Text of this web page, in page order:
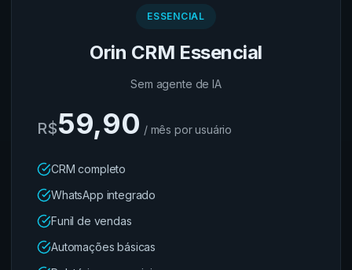
ESSENCIAL
Orin CRM Essencial
Sem agente de IA
R$59,90 / mês por usuário
CRM completo
WhatsApp integrado
Funil de vendas
Automações básicas